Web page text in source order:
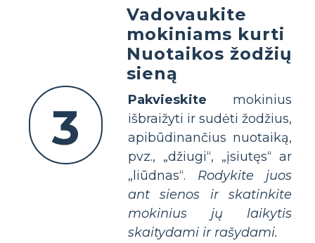
3
Vadovaukite
mokiniams kurti
Nuotaikos žodžių
sieną
Pakvieskite mokinius
išbraižyti ir sudėti žodžius,
apibūdinančius nuotaiką,
pvz., „džiugi“, „įsiutęs“ ar
„liūdnas“. Rodykite juos
ant sienos ir skatinkite
mokinius jų laikytis
skaitydami ir rašydami.